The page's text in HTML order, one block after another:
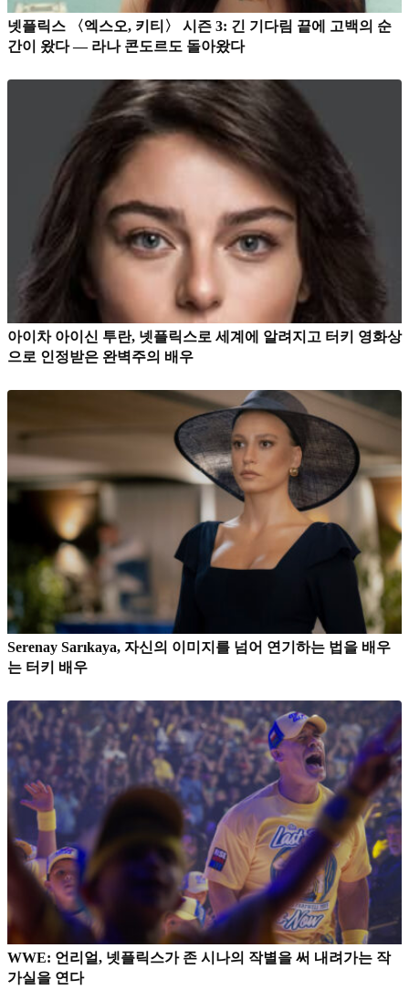
넷플릭스 〈엑스오, 키티〉 시즌 3: 긴 기다림 끝에 고백의 순
간이 왔다 — 라나 콘도르도 돌아왔다
아이차 아이신 투란, 넷플릭스로 세계에 알려지고 터키 영화상
으로 인정받은 완벽주의 배우
Serenay Sarıkaya, 자신의 이미지를 넘어 연기하는 법을 배우
는 터키 배우
WWE: 언리얼, 넷플릭스가 존 시나의 작별을 써 내려가는 작
가실을 연다